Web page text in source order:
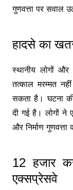
गुणवत्ता पर सवाल
हादसे का
स्थानीय लोगों
तत्काल मरम्मत
सकता है। घटना
दी गई है। लोगों ने
और निर्माण
12 हजार
एक्सप्रेसवे